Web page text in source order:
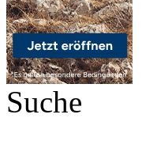
Suche